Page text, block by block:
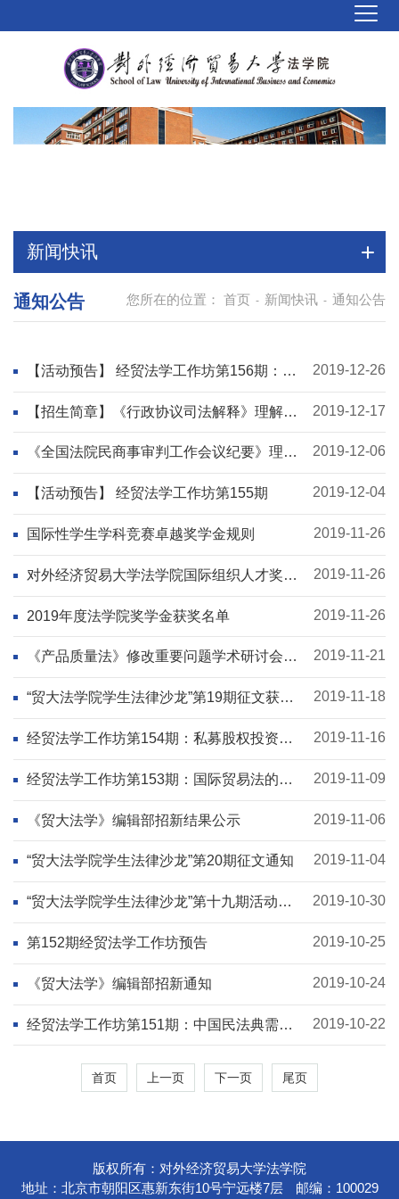
新闻快讯
您所在的位置： 首页 - 新闻快讯 - 通知公告
通知公告
【活动预告】 经贸法学工作坊第156期：股
债融合与公司法结构性改革
2019-12-26
【招生简章】《行政协议司法解释》理解适
用暨行政协议案件理论与实务高端研修班招
生简章
2019-12-17
《全国法院民商事审判工作会议纪要》理解
适用暨公司纠纷审判实务高端研修班招生简
章
2019-12-06
【活动预告】 经贸法学工作坊第155期 2019-12-04
国际性学生学科竞赛卓越奖学金规则 2019-11-26
对外经济贸易大学法学院国际组织人才奖学
金
2019-11-26
2019年度法学院奖学金获奖名单 2019-11-26
《产品质量法》修改重要问题学术研讨会预
告
2019-11-21
“贸大法学院学生法律沙龙”第19期征文获奖
名单
2019-11-18
经贸法学工作坊第154期：私募股权投资合
规问题研究
2019-11-16
经贸法学工作坊第153期：国际贸易法的未
来
2019-11-09
《贸大法学》编辑部招新结果公示 2019-11-06
“贸大法学院学生法律沙龙”第20期征文通知 2019-11-04
“贸大法学院学生法律沙龙”第十九期活动通
知
2019-10-30
第152期经贸法学工作坊预告 2019-10-25
《贸大法学》编辑部招新通知 2019-10-24
经贸法学工作坊第151期：中国民法典需要
时效取得制度吗？
2019-10-22
首页 上一页 下一页 尾页
版权所有：对外经济贸易大学法学院
地址：北京市朝阳区惠新东街10号宁远楼7层
邮编：100029